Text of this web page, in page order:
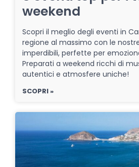
weekend
Scopri il meglio degli eventi in
regione al massimo con le
imperdibili, perfette per
Preparati a weekend ricchi di
autentici e atmosfere uniche!
SCOPRI »